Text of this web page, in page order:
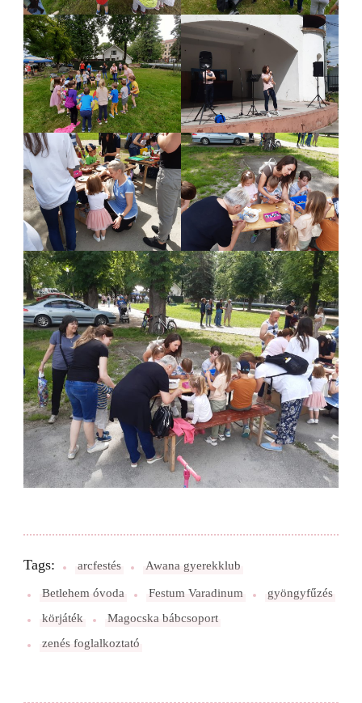
Tags: arcfestés Awana gyerekklub
Betlehem óvoda Festum Varadinum
gyöngyfűzés
körjáték
Magocska bábcsoport
zenés foglalkoztató